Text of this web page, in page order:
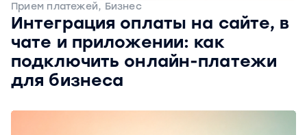
Прием платежей, Бизнес
Интеграция оплаты на сайте, в
чате и приложении: как
подключить онлайн-платежи
для бизнеса